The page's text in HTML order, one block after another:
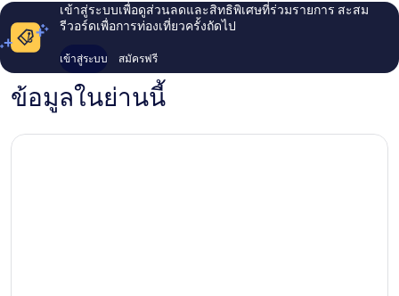
เข้าสู่ระบบเพื่อดูส่วนลดและสิทธิพิเศษที่ร่วมรายการ สะสม
รีวอร์ดเพื่อการท่องเที่ยวครั้งถัดไป
เข้าสู่ระบบ สมัครฟรี
ข้อมูลในย่านนี้